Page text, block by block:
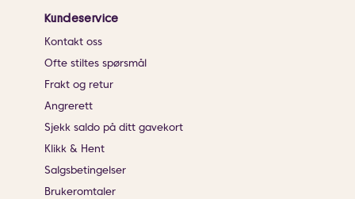
Kundeservice
Kontakt oss
Ofte stiltes spørsmål
Frakt og retur
Angrerett
Sjekk saldo på ditt gavekort
Klikk & Hent
Salgsbetingelser
Brukeromtaler